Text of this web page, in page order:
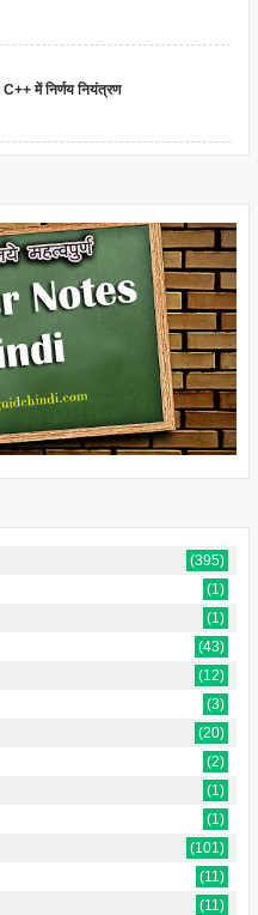
में निर्णय नियंत्रण
(395)
(1)
(1)
(43)
(12)
(3)
(20)
(2)
(1)
(1)
(101)
(11)
(11)